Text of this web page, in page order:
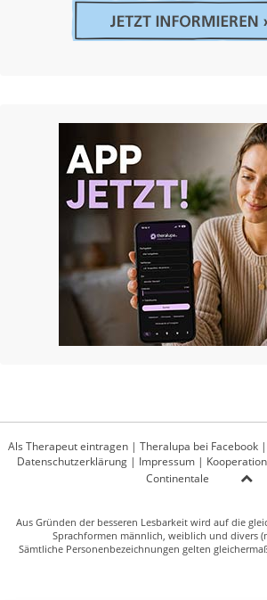
Als Therapeut eintragen | Theralupa bei Facebook |
Datenschutzerklärung| Impressum|
Continentale
Aus Gründen der besseren Lesbarkeit wird auf die
Sprachformen männlich, weiblich und divers
Sämtliche Personenbezeichnungen gelten